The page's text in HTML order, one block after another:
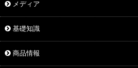
メディア
基礎知識
商品情報